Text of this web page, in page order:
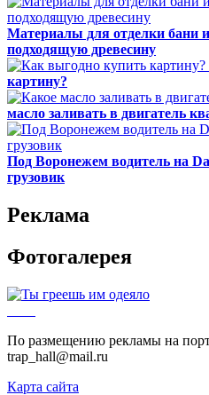
Материалы для отделки бани
подходящую древесину
картину?
масло заливать в двигатель
Под Воронежем водитель на
грузовик
Реклама
Фотогалерея
По размещению рекламы на
trap_hall@mail.ru
Карта сайта